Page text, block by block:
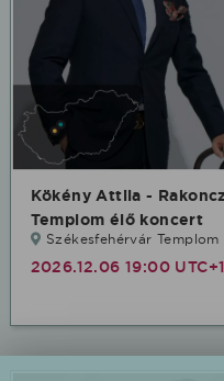
Kökény Attila -
Templom élő koncert
Székesfehérvár Templom
2026.12.06 19:00 UTC+1